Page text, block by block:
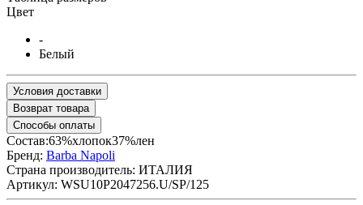
Цвет
-
Белый
Условия доставки
Возврат товара
Способы оплаты
Состав:63%хлопок37%лен
Бренд: Barba Napoli
Страна производитель: ИТАЛИЯ
Артикул: WSU10P2047256.U/SP/125